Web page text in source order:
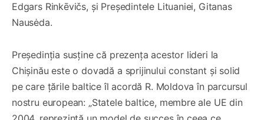
Edgars Rinkēvičs, și Președintele Lituaniei, Gitanas
Nausėda.
Președinția susține că prezența acestor lideri la
Chișinău este o dovadă a sprijinului constant și solid
pe care țările baltice îl acordă R. Moldova în parcursul
nostru european: „Statele baltice, membre ale UE din